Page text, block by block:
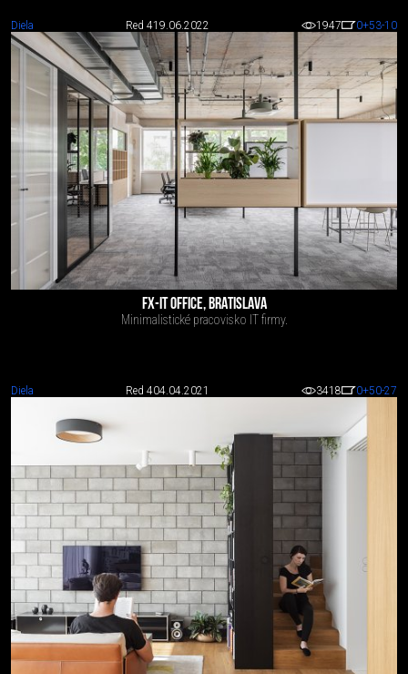
Diela Red 419.06.2022 1947 0+53-10
FX-IT OFFICE, BRATISLAVA
Minimalistické pracovisko IT firmy.
Diela Red 404.04.2021 3418 0+50-27